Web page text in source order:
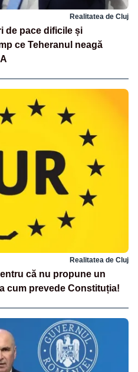
Realitatea de Cluj
de pace dificile și
ce Teheranul neagă
Realitatea de Cluj
că nu propune un
cum prevede Constituția!